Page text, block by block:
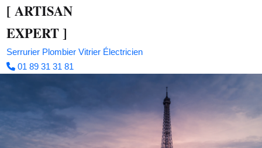
[ ARTISAN
EXPERT]
Serrurier Plombier Vitrier Électricien
01 89 31 31 81